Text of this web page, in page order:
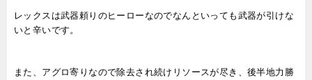
レックスは武器頼りのヒーローなのでなんといっても武器が引けな
いと辛いです。
また、アグロ寄りなので除去され続けリソースが尽き、後半地力勝